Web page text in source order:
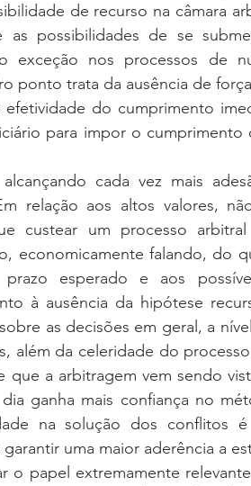
de recurso na câmara
possibilidades de se
exceção nos processos de
ponto trata da ausência de
do cumprimento
para impor o cumprimento
relação aos altos valores,
custear um processo
economicamente falando, do
esperado e aos
à ausência da hipótese
as decisões em geral, a
além da celeridade do
a arbitragem vem sendo
ganha mais confiança no
na solução dos conflitos
uma maior aderência a